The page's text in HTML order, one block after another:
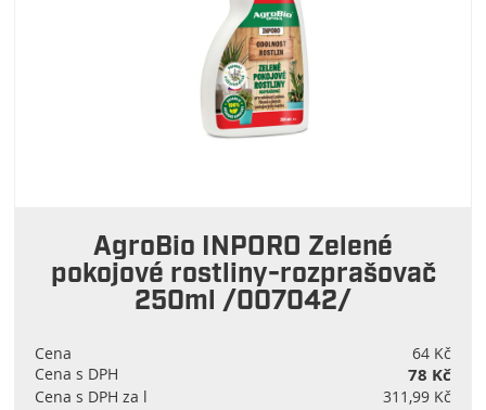
AgroBio INPORO Zelené
pokojové rostliny-rozprašovač
250ml /007042/
Cena
64 Kč
Cena s DPH
78 Kč
Cena s DPH za l 311,99 Kč